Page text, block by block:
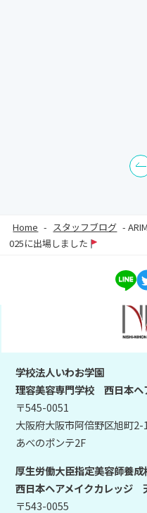
Home - スタッフブログ -
025に出場しました
学校法人いわお学園
理容美容専門学校 西日本ヘ
〒545-0051
大阪府大阪市阿倍野区旭町2-
あべのポンテ2F
厚生労働大臣指定美容師養成
西日本ヘアメイクカレッジ
〒543-0055